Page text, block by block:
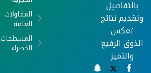
بالتفاصيل
وتقديم نتائج
تعكس
الذوق الرفيع
والتميز
المقاولات
العامة
المسطحات
الخضراء